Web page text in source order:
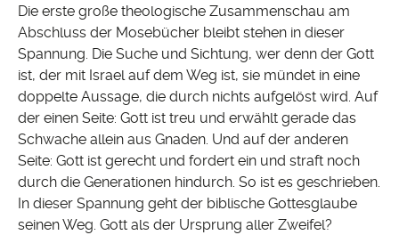
Die erste große theologische Zusammenschau am
Abschluss der Mosebücher bleibt stehen in dieser
Spannung. Die Suche und Sichtung, wer denn der Gott
ist, der mit Israel auf dem Weg ist, sie mündet in eine
doppelte Aussage, die durch nichts aufgelöst wird. Auf
der einen Seite: Gott ist treu und erwählt gerade das
Schwache allein aus Gnaden. Und auf der anderen
Seite: Gott ist gerecht und fordert ein und straft noch
durch die Generationen hindurch. So ist es geschrieben.
In dieser Spannung geht der biblische Gottesglaube
seinen Weg. Gott als der Ursprung aller Zweifel?